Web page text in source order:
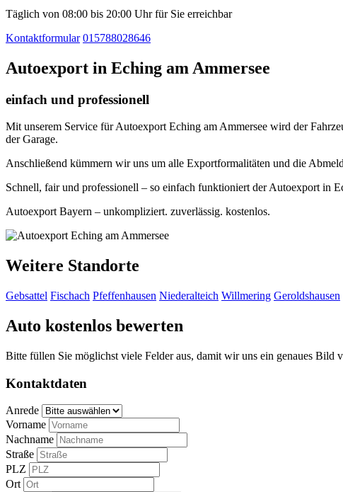
Täglich von 08:00 bis 20:00 Uhr für Sie erreichbar
Kontaktformular 015788028646
Autoexport in Eching am Ammersee
einfach und professionell
Mit unserem Service für Autoexport Eching am Ammersee wird der
der Garage.
Anschließend kümmern wir uns um alle Exportformalitäten und die
Schnell, fair und professionell – so einfach funktioniert der Autoexport in
Autoexport Bayern – unkompliziert. zuverlässig. kostenlos.
Weitere Standorte
Gebsattel Fischach Pfeffenhausen Niederalteich Willmering Geroldshausen
Auto kostenlos bewerten
Bitte füllen Sie möglichst viele Felder aus, damit wir uns ein genaues Bild
Kontaktdaten
Anrede
Vorname
Nachname
Straße
PLZ
Ort